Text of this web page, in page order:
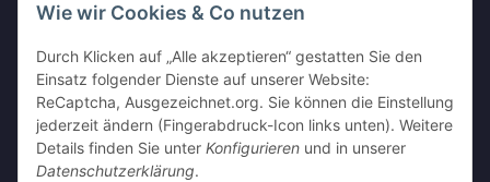
Widerrufsbutton
AUSGEZEICHNET
Kundenbewertungen
SEHR GUT
Wie wir Cookies & Co nutzen
Durch Klicken auf „Alle akzeptieren“ gestatten Sie den
Einsatz folgender Dienste auf unserer Website:
ReCaptcha, Ausgezeichnet.org. Sie können die Einstellung
jederzeit ändern (Fingerabdruck-Icon links unten). Weitere
Details finden Sie unter Konfigurieren und in unserer
Datenschutzerklärung.